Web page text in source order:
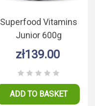
Superfood Vitamins
Junior 600g
zł139.00
ADD TO BASKET